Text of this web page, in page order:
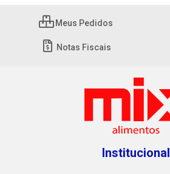
Meus Pedidos
Notas Fiscais
Institucional